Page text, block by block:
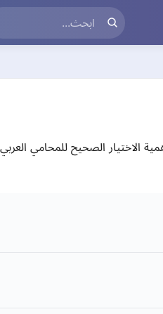
الاختيار الصحيح للمحامي